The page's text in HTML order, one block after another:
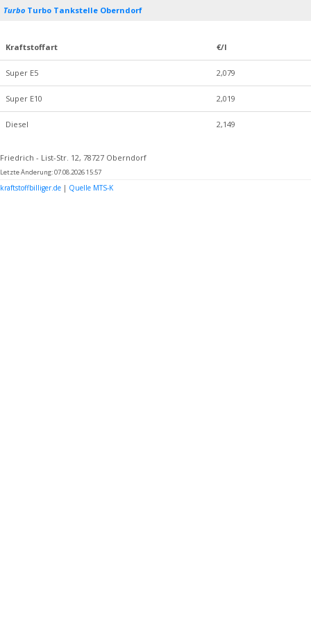
Turbo Turbo Tankstelle Oberndorf
Kraftstoffart €/l
Super E5 2,079
Super E10 2,019
Diesel 2,149
Friedrich - List-Str. 12, 78727 Oberndorf
Letzte Änderung: 07.08.2026 15:57
kraftstoffbilliger.de | Quelle MTS-K